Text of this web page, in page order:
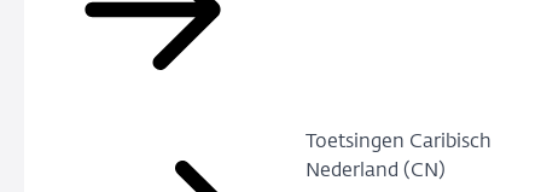
Toetsingen Caribisch
Nederland (CN)